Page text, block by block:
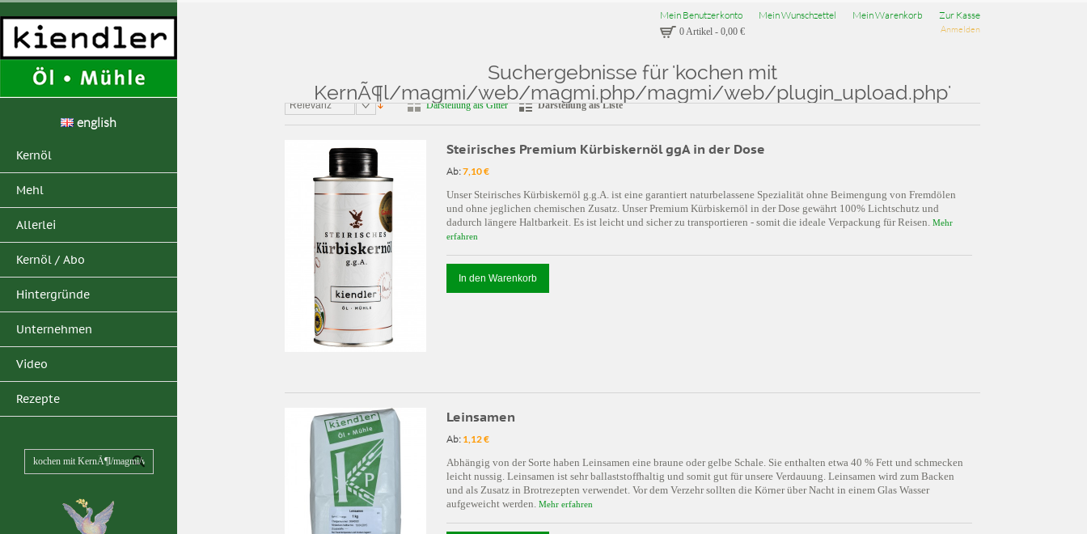
english
Kernöl
Mehl
Allerlei
Kernöl / Abo
Hintergründe
Unternehmen
Video
Rezepte
Mein Benutzerkonto Mein Wunschzettel Mein Warenkorb Zur Kasse
Anmelden
0 Artikel - 0,00 €
Suchergebnisse für 'kochen mit
KernÃ¶l/magmi/web/magmi.php/magmi/web/plugin_upload.php'
Suchergebnisse für: 'kochen mit KernÃ¶l/magmi/web/magmi.php/magmi/web/plugin_upload.php'
Relevanz Darstellung als Gitter Darstellung als Liste
Steirisches Premium Kürbiskernöl ggA in der Dose
Ab:7,10 €
Unser Steirisches Kürbiskernöl g.g.A. ist eine garantiert naturbelassene Spezialität ohne Beimengung von Fremdölen
und ohne jeglichen chemischen Zusatz. Unser Premium Kürbiskernöl in der Dose gewährt 100% Lichtschutz und
dadurch längere Haltbarkeit. Es ist leicht und sicher zu transportieren - somit die ideale Verpackung für Reisen. Mehr
erfahren
In den Warenkorb
Leinsamen
Ab: 1,12 €
Abhängig von der Sorte haben Leinsamen eine braune oder gelbe Schale. Sie enthalten etwa 40 % Fett und schmecken
leicht nussig. Leinsamen ist sehr ballaststoffhaltig und somit gut für unsere Verdauung. Leinsamen wird zum Backen
und als Zusatz in Brotrezepten verwendet. Vor dem Verzehr sollten die Körner über Nacht in einem Glas Wasser
aufgeweicht werden. Mehr erfahren